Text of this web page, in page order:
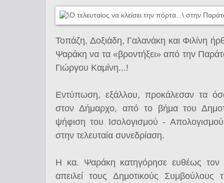
Toπάζη, Δοξιάδη, Γαλανάκη και Φιλίνη
Ψαράκη να τα «βροντήξει» από την
Γιώργου Καμίνη...!
Εντύπωση, εξάλλου, προκάλεσαν τα
στον Δήμαρχο, από το βήμα του
ψήφιση του Ισολογισμού -
στην τελευταία συνεδρίαση.
Η κα. Ψαράκη κατηγόρησε ευθέως τον
απειλεί τους Δημοτικούς